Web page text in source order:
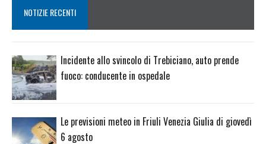
NOTIZIE RECENTI
Incidente allo svincolo di Trebiciano, auto prende
fuoco: conducente in ospedale
Le previsioni meteo in Friuli Venezia Giulia di giovedì
6 agosto